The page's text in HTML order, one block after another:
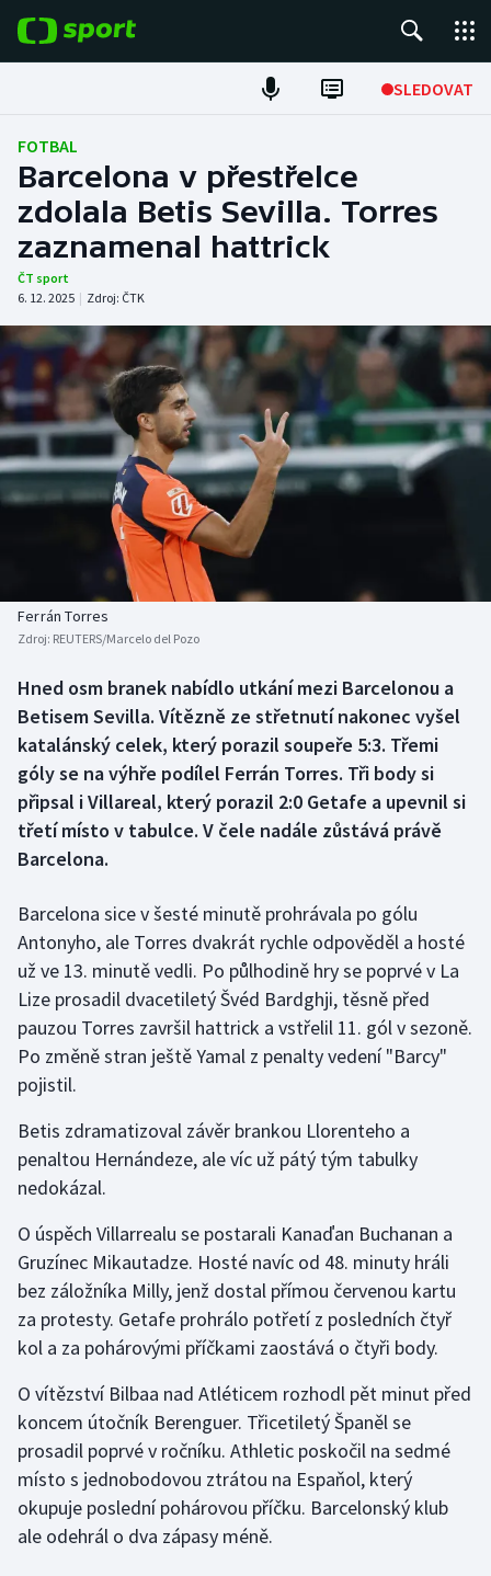
SLEDOVAT
Fotbal
Hokej
Tenis
Atletika
Cyklistika
DALŠÍ SPORTY
Americký fotbal
Baseball a softbal
Biatlon
Box
Curling
Dostihy
Futsal
Golf
Gymnastika
Házená
Jezdectví
Judo
Krasobruslení
Lezení
Lyže a snowboard
Moderní pětiboj
Motorsport
Olympijské hry
NEPŘEHLÉDNĚTE
Soutěže
Historické návraty
Aplikace ČT sport
FOTBAL
Barcelona v přestřelce
zdolala Betis Sevilla. Torres
zaznamenal hattrick
ČT sport
6. 12. 2025 | Zdroj: ČTK
Ferrán Torres
Zdroj: REUTERS/Marcelo del Pozo
Hned osm branek nabídlo utkání mezi Barcelonou a
Betisem Sevilla. Vítězně ze střetnutí nakonec vyšel
katalánský celek, který porazil soupeře 5:3. Třemi
góly se na výhře podílel Ferrán Torres. Tři body si
připsal i Villareal, který porazil 2:0 Getafe a upevnil si
třetí místo v tabulce. V čele nadále zůstává právě
Barcelona.
Barcelona sice v šesté minutě prohrávala po gólu
Antonyho, ale Torres dvakrát rychle odpověděl a hosté
už ve 13. minutě vedli. Po půlhodině hry se poprvé v La
Lize prosadil dvacetiletý Švéd Bardghji, těsně před
pauzou Torres završil hattrick a vstřelil 11. gól v sezoně.
Po změně stran ještě Yamal z penalty vedení "Barcy"
pojistil.
Betis zdramatizoval závěr brankou Llorenteho a
penaltou Hernándeze, ale víc už pátý tým tabulky
nedokázal.
O úspěch Villarrealu se postarali Kanaďan Buchanan a
Gruzínec Mikautadze. Hosté navíc od 48. minuty hráli
bez záložníka Milly, jenž dostal přímou červenou kartu
za protesty. Getafe prohrálo potřetí z posledních čtyř
kol a za pohárovými příčkami zaostává o čtyři body.
O vítězství Bilbaa nad Atléticem rozhodl pět minut před
koncem útočník Berenguer. Třicetiletý Španěl se
prosadil poprvé v ročníku. Athletic poskočil na sedmé
místo s jednobodovou ztrátou na Espaňol, který
okupuje poslední pohárovou příčku. Barcelonský klub
ale odehrál o dva zápasy méně.